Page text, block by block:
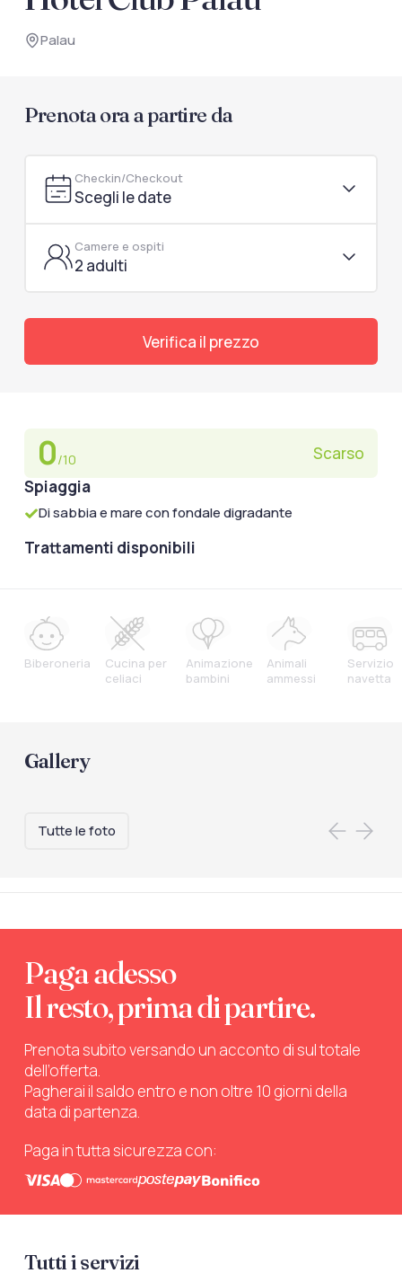
documenti di viaggio.
Palau
Prenota ora a partire da
Checkin/Checkout
Scegli le date
Camere e ospiti
2 adulti
Verifica il prezzo
0/10
Scarso
Spiaggia
Di sabbia e mare con fondale digradante
Trattamenti disponibili
Biberoneria
Cucina per
celiaci
Animazione
bambini
Animali
ammessi
Servizio
navetta
Gallery
Tutte le foto
Paga adesso
Il resto, prima di partire.
Prenota subito versando un acconto di sul totale
dell’offerta.
Pagherai il saldo entro e non oltre 10 giorni della
data di partenza.
Paga in tutta sicurezza con:
Tutti i servizi